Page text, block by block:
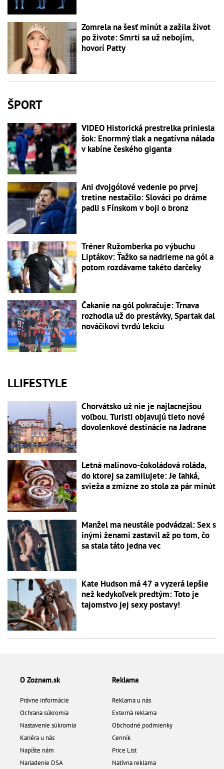
Zomrela na šesť minút a zažila život
po živote: Smrti sa už nebojím,
hovorí Patty
ŠPORT
VIDEO Historická prestrelka priniesla
šok: Enormný tlak a negatívna nálada
v kabíne českého giganta
Ani dvojgólové vedenie po prvej
tretine nestačilo: Slováci po dráme
padli s Fínskom v boji o bronz
Tréner Ružomberka po výbuchu
Liptákov: Ťažko sa nadrieme na gól a
potom rozdávame takéto darčeky
Čakanie na gól pokračuje: Trnava
rozhodla už do prestávky, Spartak dal
nováčikovi tvrdú lekciu
LLIFESTYLE
Chorvátsko už nie je najlacnejšou
voľbou. Turisti objavujú tieto nové
dovolenkové destinácie na Jadrane
Letná malinovo-čokoládová roláda,
do ktorej sa zamilujete: Je ľahká,
svieža a zmizne zo stola za pár minút
Manžel ma neustále podvádzal: Sex s
inými ženami zastavil až po tom, čo
sa stala táto jedna vec
Kate Hudson má 47 a vyzerá lepšie
než kedykoľvek predtým: Toto je
tajomstvo jej sexy postavy!
O Zoznam.sk
Právne informácie
Ochrana súkromia
Nastavenie súkromia
Kariéra u nás
Napíšte nám
Nariadenie DSA
Reklama
Reklama u nás
Externá reklama
Obchodné podmienky
Cenník
Price List
Natívna reklama